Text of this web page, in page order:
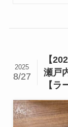
【
瀬戸
【ラ
2025
8/27